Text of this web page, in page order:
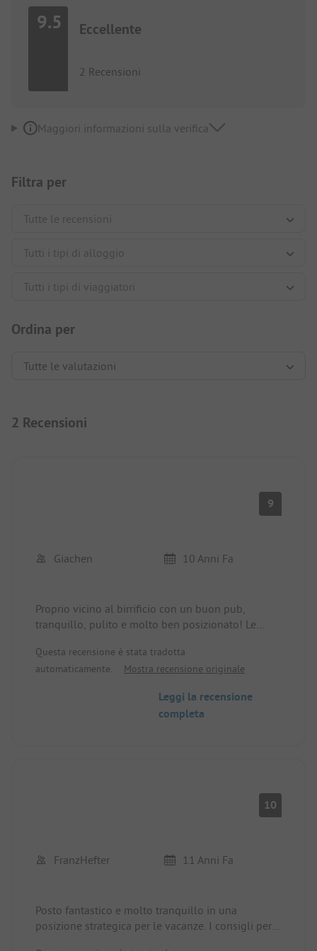
9.5 Eccellente
2 Recensioni
Maggiori informazioni sulla verifica
Filtra per
Ordina per
2 Recensioni
9
Giachen 10 Anni Fa
Proprio vicino al birrificio con un buon pub,
tranquillo, pulito e molto ben posizionato! Le
nuova M11!
Questa recensione è stata tradotta
automaticamente.
Mostra recensione originale
Leggi la recensione
completa
10
FranzHefter 11 Anni Fa
Posto fantastico e molto tranquillo in una
posizione strategica per le vacanze. I consigli per